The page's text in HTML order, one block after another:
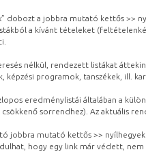
” dobozt a jobbra mutató kettős >>
a kívánt tételeket
nélkül, rendezett listákat
képzési programok, tanszékek, ill.
eredménylistái általában a
csökkenő sorrendhez). Az aktuális
jobbra mutató kettős >>
hogy egy link már védett, nem